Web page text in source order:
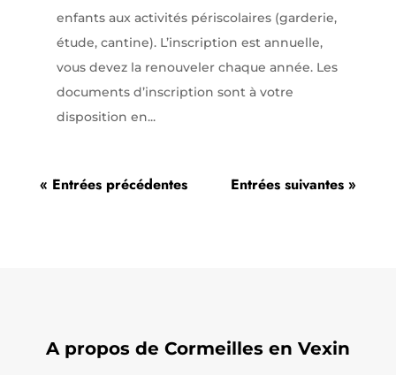
enfants aux activités périscolaires (garderie,
étude, cantine). L’inscription est annuelle,
vous devez la renouveler chaque année. Les
documents d’inscription sont à votre
disposition en...
« Entrées précédentes Entrées suivantes »
A propos de Cormeilles en Vexin